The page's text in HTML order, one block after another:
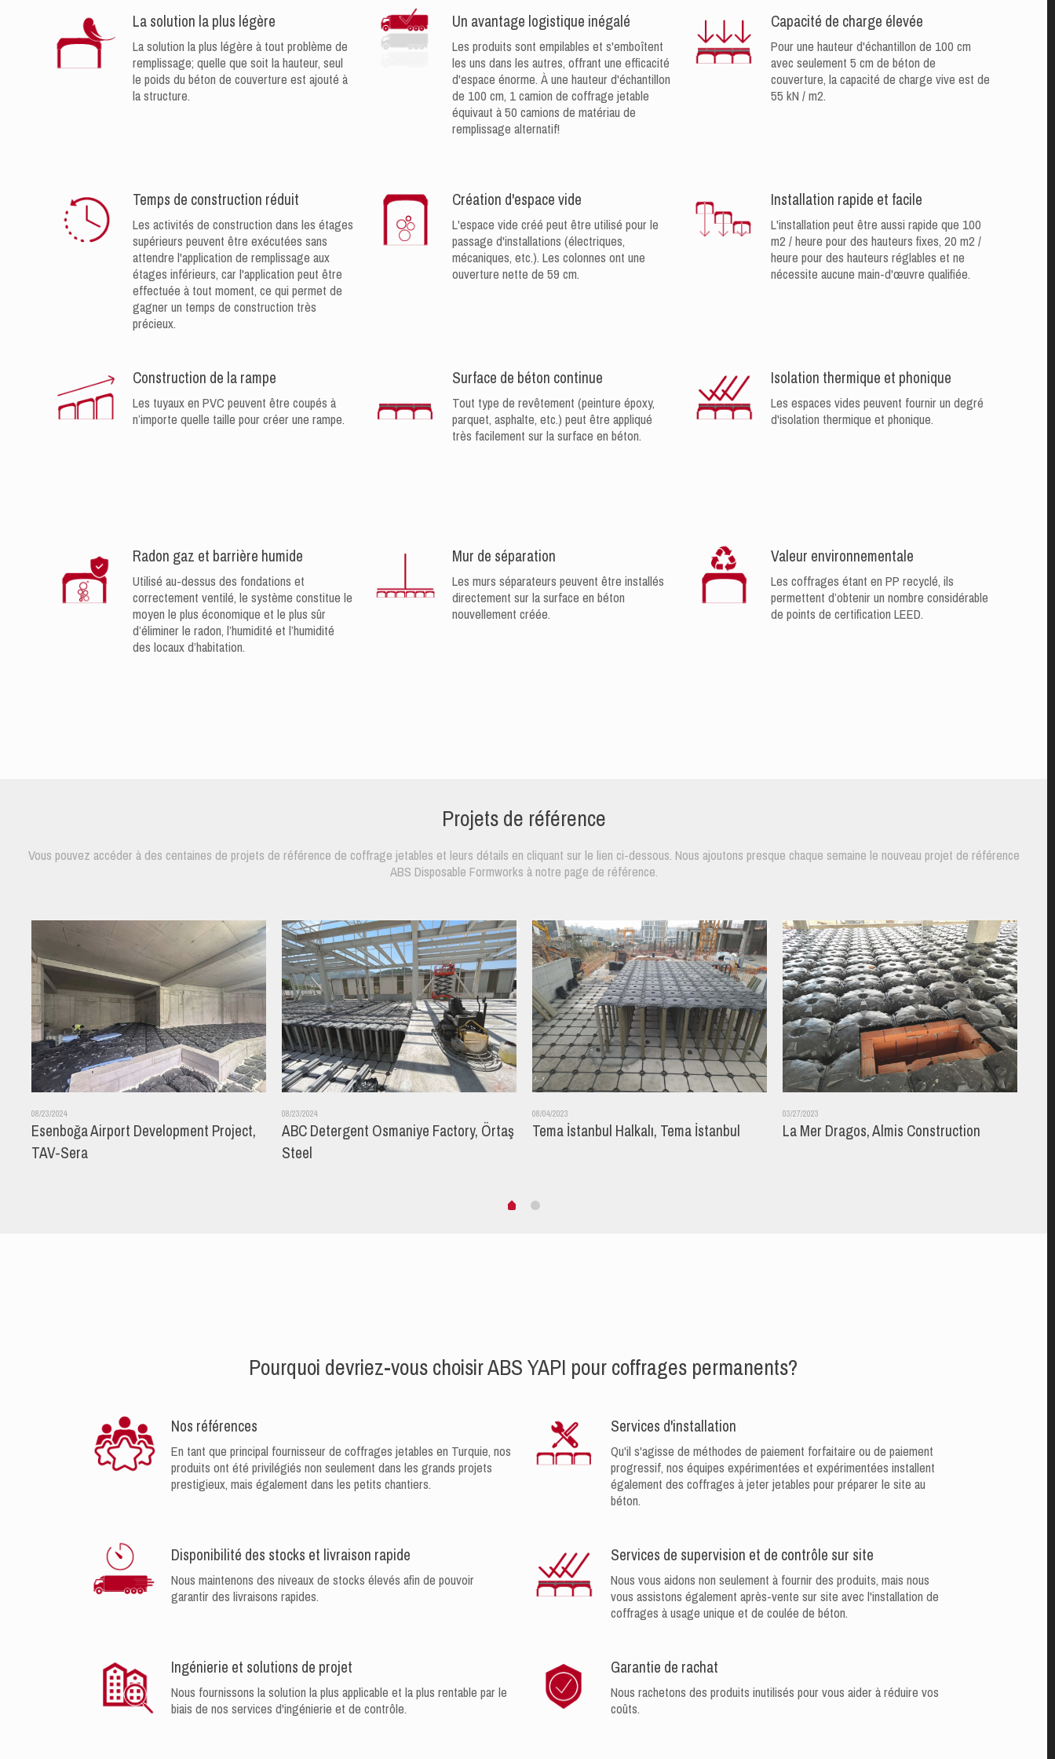
La solution la plus légère
La solution la plus légère à tout problème de
remplissage; quelle que soit la hauteur, seul
le poids du béton de couverture est ajouté à
la structure.
Un avantage logistique inégalé
Les produits sont empilables et s'emboîtent
les uns dans les autres, offrant une efficacité
d'espace énorme. À une hauteur d'échantillon
de 100 cm, 1 camion de coffrage jetable
équivaut à 50 camions de matériau de
remplissage alternatif!
Capacité de charge élevée
Pour une hauteur d'échantillon de 100 cm
avec seulement 5 cm de béton de
couverture, la capacité de charge vive est de
55 kN / m2.
Temps de construction réduit
Les activités de construction dans les étages
supérieurs peuvent être exécutées sans
attendre l'application de remplissage aux
étages inférieurs, car l'application peut être
effectuée à tout moment, ce qui permet de
gagner un temps de construction très
précieux.
Création d'espace vide
L'espace vide créé peut être utilisé pour le
passage d'installations (électriques,
mécaniques, etc.). Les colonnes ont une
ouverture nette de 59 cm.
Installation rapide et facile
L'installation peut être aussi rapide que 100
m2 / heure pour des hauteurs fixes, 20 m2 /
heure pour des hauteurs réglables et ne
nécessite aucune main-d'œuvre qualifiée.
Construction de la rampe
Les tuyaux en PVC peuvent être coupés à
n’importe quelle taille pour créer une rampe.
Surface de béton continue
Tout type de revêtement (peinture époxy,
parquet, asphalte, etc.) peut être appliqué
très facilement sur la surface en béton.
Isolation thermique et phonique
Les espaces vides peuvent fournir un degré
d'isolation thermique et phonique.
Radon gaz et barrière humide
Utilisé au-dessus des fondations et
correctement ventilé, le système constitue le
moyen le plus économique et le plus sûr
d’éliminer le radon, l’humidité et l’humidité
des locaux d’habitation.
Mur de séparation
Les murs séparateurs peuvent être installés
directement sur la surface en béton
nouvellement créée.
Valeur environnementale
Les coffrages étant en PP recyclé, ils
permettent d’obtenir un nombre considérable
de points de certification LEED.
Projets de référence
Vous pouvez accéder à des centaines de projets de référence de coffrage jetables et leurs détails en cliquant sur le lien ci-dessous. Nous ajoutons presque chaque semaine le nouveau projet de référence
ABS Disposable Formworks à notre page de référence.
08/23/2024
Esenboğa Airport Development Project,
TAV-Sera
08/23/2024
ABC Detergent Osmaniye Factory, Örtaş
Steel
08/04/2023
Tema İstanbul Halkalı, Tema İstanbul
03/27/2023
La Mer Dragos, Almis Construction
Pourquoi devriez-vous choisir ABS YAPI pour coffrages permanents?
Nos références
En tant que principal fournisseur de coffrages jetables en Turquie, nos
produits ont été privilégiés non seulement dans les grands projets
prestigieux, mais également dans les petits chantiers.
Services d'installation
Qu'il s'agisse de méthodes de paiement forfaitaire ou de paiement
progressif, nos équipes expérimentées et expérimentées installent
également des coffrages à jeter jetables pour préparer le site au
béton.
Disponibilité des stocks et livraison rapide
Nous maintenons des niveaux de stocks élevés afin de pouvoir
garantir des livraisons rapides.
Services de supervision et de contrôle sur site
Nous vous aidons non seulement à fournir des produits, mais nous
vous assistons également après-vente sur site avec l'installation de
coffrages à usage unique et de coulée de béton.
Ingénierie et solutions de projet
Nous fournissons la solution la plus applicable et la plus rentable par le
biais de nos services d'ingénierie et de contrôle.
Garantie de rachat
Nous rachetons des produits inutilisés pour vous aider à réduire vos
coûts.